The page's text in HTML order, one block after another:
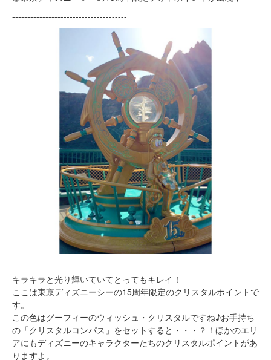
--------------------------------------
キラキラと光り輝いていてとってもキレイ！
ここは東京ディズニーシーの15周年限定のクリスタルポイントで
す。
この色はグーフィーのウィッシュ・クリスタルですね♪お手持ち
の「クリスタルコンパス」をセットすると・・・？！ほかのエリ
アにもディズニーのキャラクターたちのクリスタルポイントがあ
りますよ。